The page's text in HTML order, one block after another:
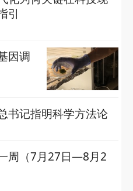
引
因调
书记指明科学方法论
周（7月27日—8月2